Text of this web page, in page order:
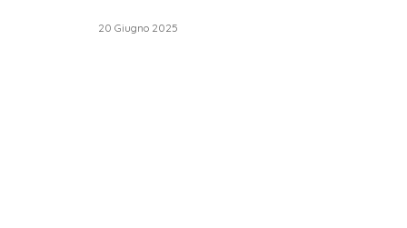
20 Giugno 2025